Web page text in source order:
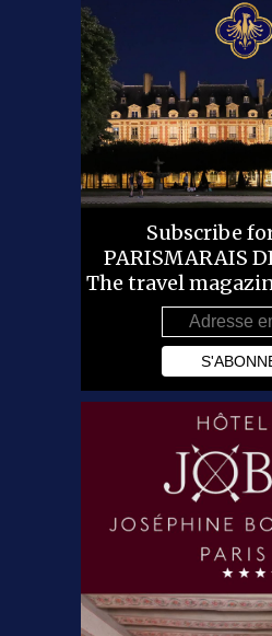
Subscribe
PARISMARAIS
The travel